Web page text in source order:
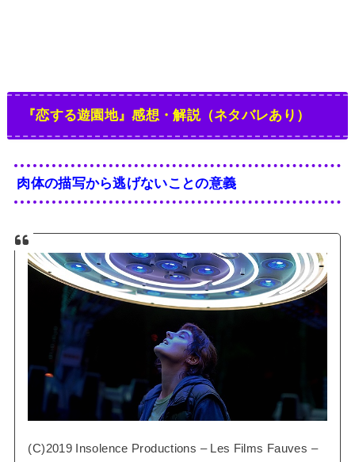
『恋する遊園地』感想・解説（ネタバレあり）
肉体の描写から逃げないことの意義
(C)2019 Insolence Productions – Les Films Fauves –